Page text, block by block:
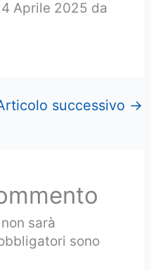
Aprile 2025 da
successivo →
sarà
sono